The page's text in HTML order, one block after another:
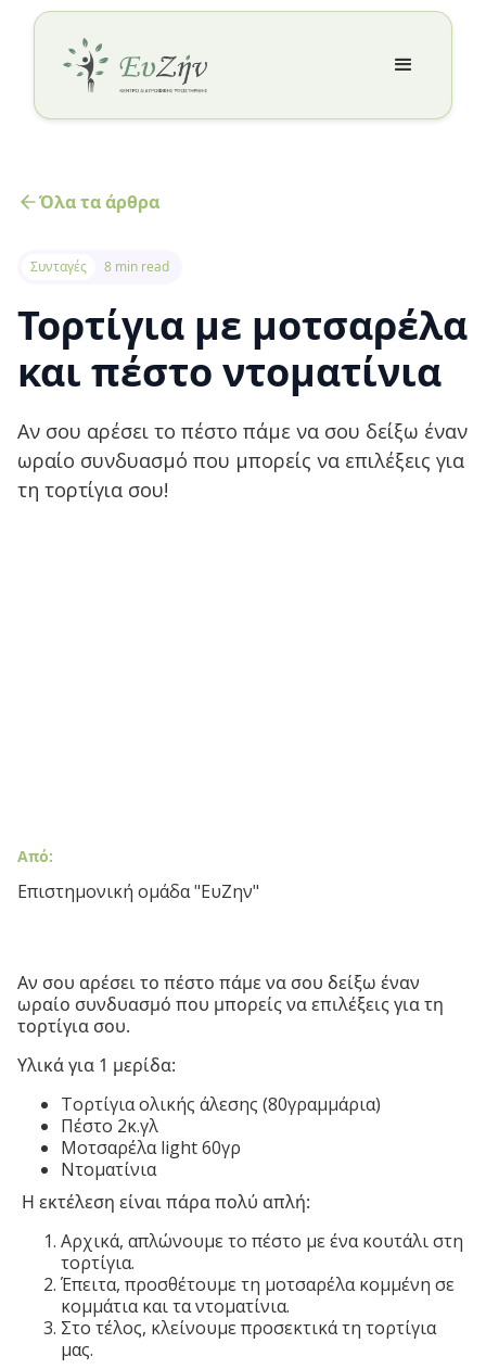
Όλα τα άρθρα
Συνταγές 8 min read
Τορτίγια με μοτσαρέλα
και πέστο ντοματίνια
Αν σου αρέσει το πέστο πάμε να σου δείξω έναν
ωραίο συνδυασμό που μπορείς να επιλέξεις για
τη τορτίγια σου!
Από:
Επιστημονική ομάδα "ΕυΖην"
Αν σου αρέσει το πέστο πάμε να σου δείξω έναν
ωραίο συνδυασμό που μπορείς να επιλέξεις για τη
τορτίγια σου.
Υλικά για 1 μερίδα:
Τορτίγια ολικής άλεσης (80γραμμάρια)
Πέστο 2κ.γλ
Μοτσαρέλα light 60γρ
Ντοματίνια
Η εκτέλεση είναι πάρα πολύ απλή:
Αρχικά, απλώνουμε το πέστο με ένα κουτάλι στη
τορτίγια.
Έπειτα, προσθέτουμε τη μοτσαρέλα κομμένη σε
κομμάτια και τα ντοματίνια.
Στο τέλος, κλείνουμε προσεκτικά τη τορτίγια
μας.